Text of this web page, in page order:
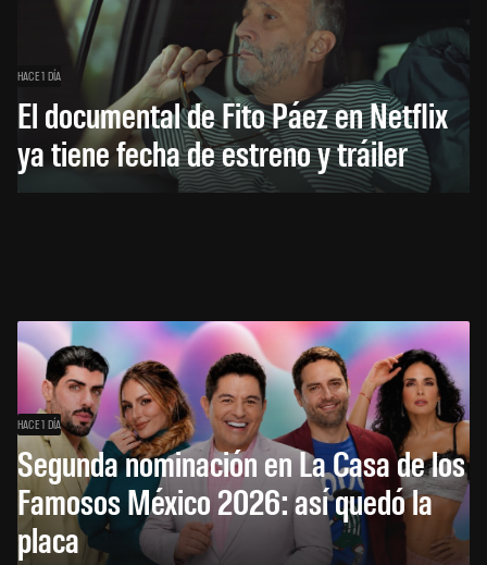
HACE 1 DÍA
El documental de Fito Páez en Netflix
ya tiene fecha de estreno y tráiler
HACE 1 DÍA
Segunda nominación en La Casa de los
Famosos México 2026: así quedó la
placa